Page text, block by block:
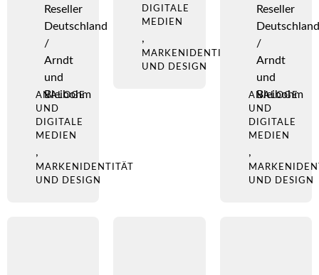
Reseller
Deutschland
/
Arndt
und
Bleibohm
ANALOGE
UND
DIGITALE
MEDIEN
,
MARKENIDENTITÄT
UND DESIGN
DIGITALE
MEDIEN
,
MARKENIDENTITÄT
UND DESIGN
Reseller
/
Arndt
und
Bleibohm
ANALOGE
UND
DIGITALE
MEDIEN
,
UND DESIGN